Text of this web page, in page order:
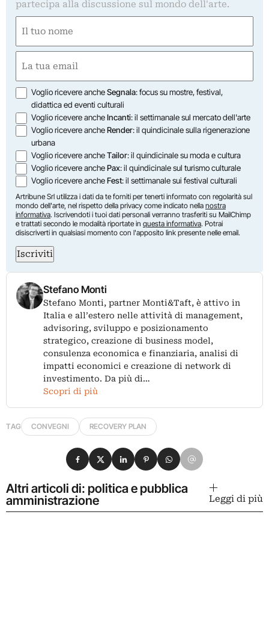
partecipa alla discussione sul mondo dell'arte.
(Obbligatorio)
Nome
(Obbligatorio)
Opzioni
Voglio ricevere ancheSegnala: focus su mostre, festival,
didattica ed eventi culturali
Voglio ricevere ancheIncanti: il settimanale sul mercato dell'arte
Voglio ricevere ancheRender: il quindicinale sulla rigenerazione
urbana
Voglio ricevere ancheTailor: il quindicinale su moda e cultura
Voglio ricevere anchePax: il quindicinale sul turismo culturale
Voglio ricevere ancheFest: il settimanale sui festival culturali
Artribune Srl utilizza i dati da te forniti per tenerti informato con regolarità sul
mondo dell'arte, nel rispetto della privacy come indicato nella nostra
informativa. Iscrivendoti i tuoi dati personali verranno trasferiti su MailChimp
e trattati secondo le modalità riportate in questa informativa. Potrai
disiscriverti in qualsiasi momento con l'apposito link presente nelle email.
Iscriviti
Stefano Monti
Stefano Monti, partner Monti&Taft, è attivo in
Italia e all’estero nelle attività di management,
advisoring, sviluppo e posizionamento
strategico, creazione di business model,
consulenza economica e finanziaria, analisi di
impatti economici e creazione di network di
investimento. Da più di…
Scopri di più
TAG CONVEGNI RECOVERY PLAN
Condividi su Facebook
Condividi su X
Condividi su LinkedIn
Condividi su Pinterest
Condividi su WhatsApp
Condividi su Email
Altri articoli di: politica e pubblica
amministrazione
Leggi di più